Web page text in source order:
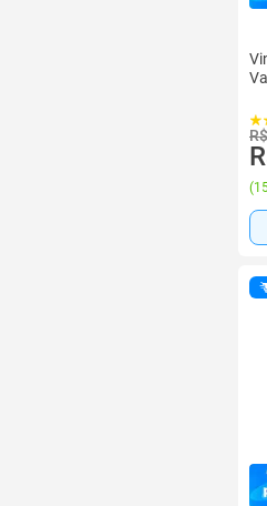
(